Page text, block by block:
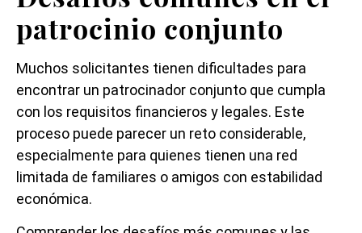
patrocinio conjunto
Muchos solicitantes tienen dificultades para
encontrar un patrocinador conjunto que cumpla
con los requisitos financieros y legales. Este
proceso puede parecer un reto considerable,
especialmente para quienes tienen una red
limitada de familiares o amigos con estabilidad
económica.